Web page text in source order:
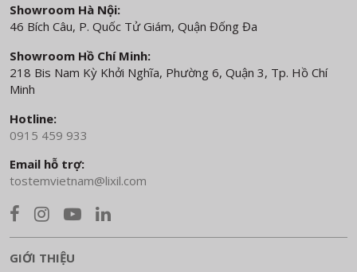
Showroom Hà Nội:
46 Bích Câu, P. Quốc Tử Giám, Quận Đống Đa
Showroom Hồ Chí Minh:
218 Bis Nam Kỳ Khởi Nghĩa, Phường 6, Quận 3, Tp. Hồ Chí
Minh
Hotline:
0915 459 933
Email hỗ trợ:
tostemvietnam@lixil.com
GIỚI THIỆU